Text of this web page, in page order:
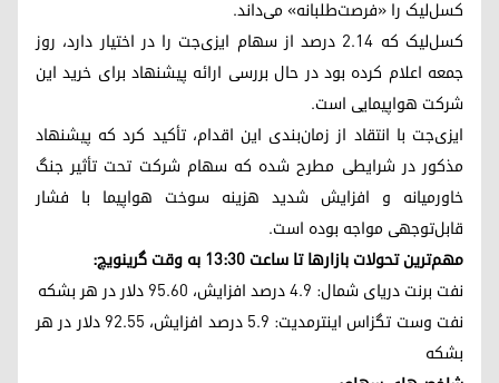
کسل‌لیک را «فرصت‌طلبانه» می‌داند.
کسل‌لیک که ۲.۱۴ درصد از سهام ایزی‌جت را در اختیار دارد، روز
جمعه اعلام کرده بود در حال بررسی ارائه پیشنهاد برای خرید این
شرکت هواپیمایی است.
ایزی‌جت با انتقاد از زمان‌بندی این اقدام، تأکید کرد که پیشنهاد
مذکور در شرایطی مطرح شده که سهام شرکت تحت تأثیر جنگ
خاورمیانه و افزایش شدید هزینه سوخت هواپیما با فشار
قابل‌توجهی مواجه بوده است.
مهم‌ترین تحولات بازارها تا ساعت ۱۳:۳۰ به وقت گرینویچ:
نفت برنت دریای شمال: ۴.۹ درصد افزایش، ۹۵.۶۰ دلار در هر بشکه
نفت وست تگزاس اینترمدیت: ۵.۹ درصد افزایش، ۹۲.۵۵ دلار در هر
بشکه